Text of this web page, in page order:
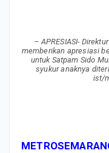
– APRESIASI-
memberikan apresiasi
untuk Satpam Sido
syukur anaknya
ist/